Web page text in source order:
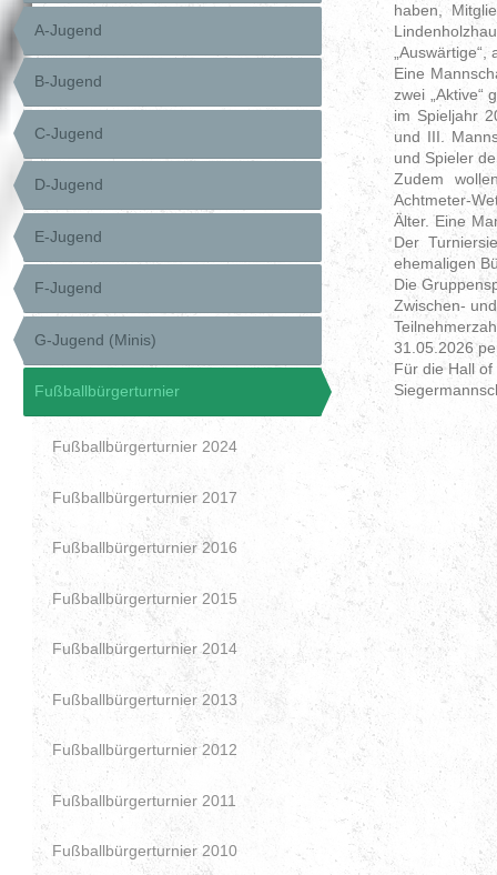
haben,
Eine
zwei „Aktive“
im Spieljahr
und III.
und Spieler
Zudem
Achtmeter-
Älter. Eine
Der
ehemaligen
Die
Zwischen-
31.05.2026
Für die Hall
A-Jugend
B-Jugend
C-Jugend
D-Jugend
E-Jugend
F-Jugend
G-Jugend (Minis)
Fußballbürgerturnier
Fußballbürgerturnier 2024
Fußballbürgerturnier 2017
Fußballbürgerturnier 2016
Fußballbürgerturnier 2015
Fußballbürgerturnier 2014
Fußballbürgerturnier 2013
Fußballbürgerturnier 2012
Fußballbürgerturnier 2011
Fußballbürgerturnier 2010